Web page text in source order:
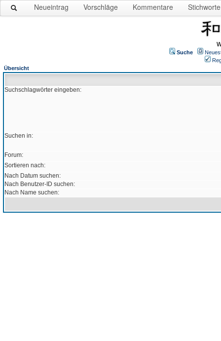
Neueintrag Vorschläge Kommentare Stichworte
Suche
Übersicht
Suchschlagwörter eingeben:
Suchen in:
Forum:
Sortieren nach:
Nach Datum suchen:
Nach Benutzer-ID suchen:
Nach Name suchen: